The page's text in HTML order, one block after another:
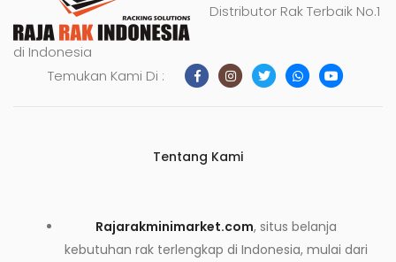
Distributor Rak Terbaik No.1
di Indonesia
Temukan Kami Di :
Tentang Kami
Rajarakminimarket.com, situs belanja
kebutuhan rak terlengkap di Indonesia, mulai dari